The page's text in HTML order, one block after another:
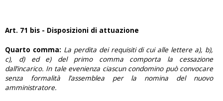
Art. 71 bis - Disposizioni di attuazione
Quarto comma: La perdita dei requisiti di cui alle lettere a), b),
c), d) ed e) del primo comma comporta la cessazione
dall’incarico. In tale evenienza ciascun condomino può convocare
senza formalità l’assemblea per la nomina del nuovo
amministratore.